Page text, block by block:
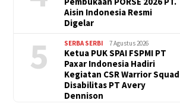
Aisin Indonesia Resmi
Digelar
5 SERBA SERBI 7 Agustus 2026
Ketua PUK SPAI FSPMI PT
Paxar Indonesia Hadiri
Kegiatan CSR Warrior Squad
Disabilitas PT Avery
Dennison